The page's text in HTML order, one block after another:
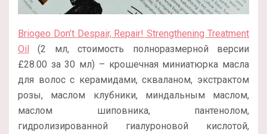
Briogeo Don’t Despair, Repair! Strengthening Treatment
Oil (2 мл, стоимость полноразмерной версии
£28.00 за 30 мл) – крошечная миниатюрка масла
для волос с керамидами, скваланом, экстрактом
розы, маслом клубники, миндальным маслом,
маслом шиповника, пантенолом,
гидролизированной гиалуроновой кислотой,